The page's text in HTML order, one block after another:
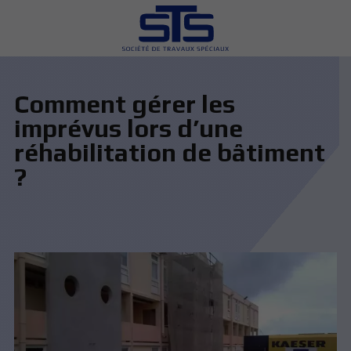
Comment gérer les
imprévus lors d’une
réhabilitation de bâtiment
?